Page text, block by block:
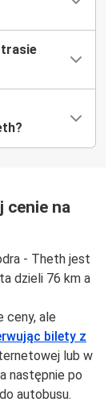
trasie
cenie na
- Theth jest
dzieli 76 km a
ceny, ale
bilety z
lub w
następnie po
autobusu.